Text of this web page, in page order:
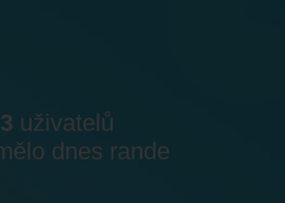
uživatelů
dnes rande